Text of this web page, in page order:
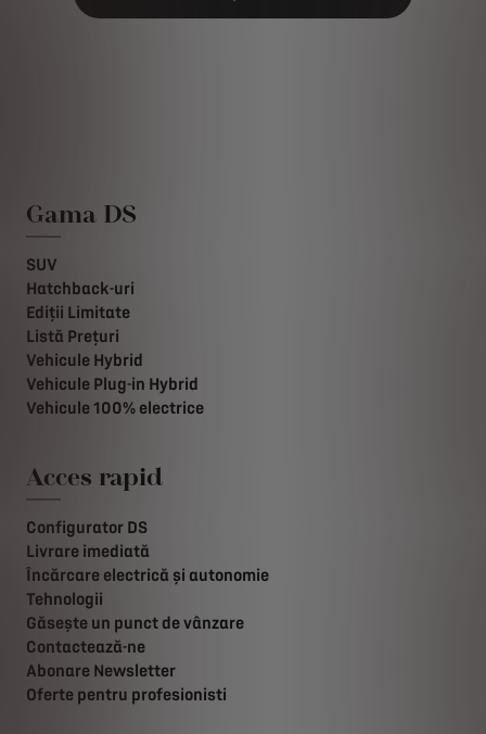
Gama DS
SUV
Hatchback-uri
Ediții Limitate
Listă Prețuri
Vehicule Hybrid
Vehicule Plug-in Hybrid
Vehicule 100% electrice
Acces rapid
Configurator DS
Livrare imediată
Încărcare electrică și autonomie
Tehnologii
Găsește un punct de vânzare
Contactează-ne
Abonare Newsletter
Oferte pentru profesionisti